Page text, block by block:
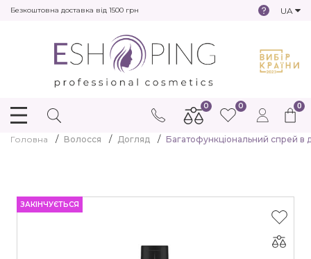
Безкоштовна доставка від 1500 грн UA
0
0 0
Головна Волосся Догляд Багатофункціональний спрей в
ЗАКІНЧУЄТЬСЯ